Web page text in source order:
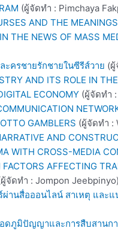
(ผู้จัดทำ : Pimchaya
AND THE
THE NEWS OF MASS
ะครชายรักชายในซีรีส์วาย (
AND ITS ROLE IN
ECONOMY (ผู้จัดทำ
GAMBLERS (ผู้จัดทำ :
AND
WITH CROSS-MEDIA
AFFECTING
จัดทำ : Jompon Jeebpinyo)
ผ่านสื่อออนไลน์ สาเหตุ และ
อดภูมิปัญญาและการสืบสาน